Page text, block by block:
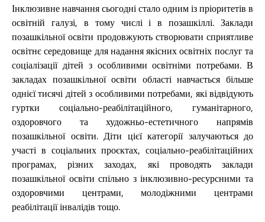
Інклюзивне навчання сьогодні стало одним із пріоритетів в
освітній галузі, в тому числі і в позашкіллі. Заклади
позашкільної освіти продовжують створювати сприятливе
освітнє середовище для надання якісних освітніх послуг та
соціалізації дітей з особливими освітніми потребами. В
закладах позашкільної освіти області навчається більше
однієї тисячі дітей з особливими потребами, які відвідують
гуртки соціально-реабілітаційного, гуманітарного,
оздоровчого та художньо-естетичного напрямів
позашкільної освіти. Діти цієї категорії залучаються до
участі в соціальних проєктах, соціально-реабілітаційних
програмах, різних заходах, які проводять заклади
позашкільної освіти спільно з інклюзивно-ресурсними та
оздоровчими центрами, молодіжними центрами
реабілітації інвалідів тощо.